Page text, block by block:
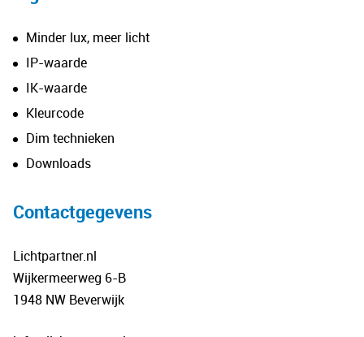
Minder lux, meer licht
IP-waarde
IK-waarde
Kleurcode
Dim technieken
Downloads
Contactgegevens
Lichtpartner.nl
Wijkermeerweg 6-B
1948 NW Beverwijk